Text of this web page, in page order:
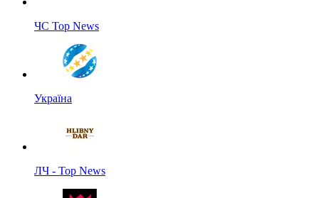
ЧС Top News
Україна
ЛЧ - Top News